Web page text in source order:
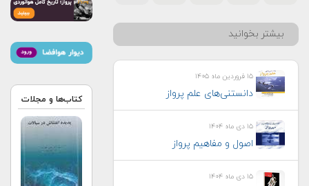
بیشتر بخوانید
۱۵ فروردین ماه ۱۴۰۵
دانستنی‌های علم پرواز
۱۵ دی ماه ۱۴۰۴
اصول و مفاهیم پرواز
۱۵ دی ماه ۱۴۰۴
کتاب‌ها و مجلات